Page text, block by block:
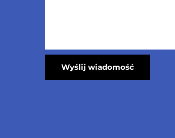
Wyślij wiadomość